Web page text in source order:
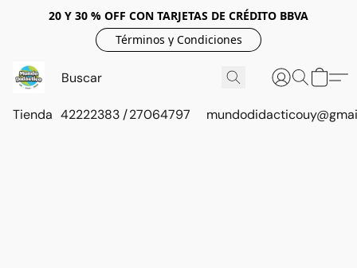
20 Y 30 % OFF CON TARJETAS DE CRÉDITO BBVA
Términos y Condiciones
Tienda 42222383 / 27064797